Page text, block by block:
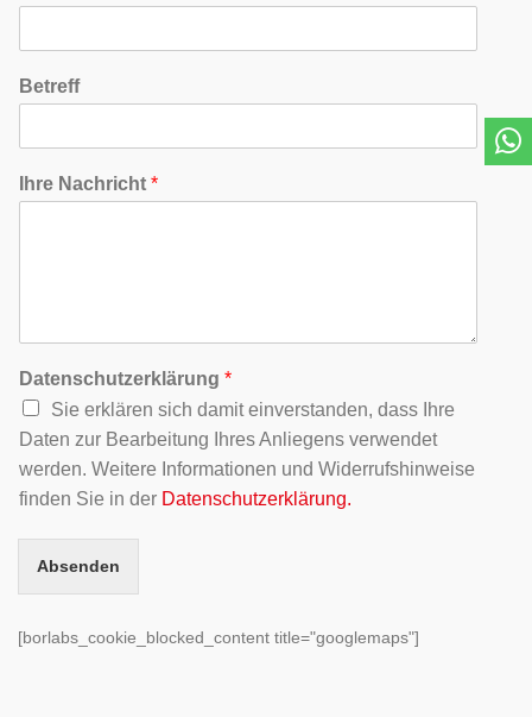
Betreff
Ihre Nachricht *
Datenschutzerklärung *
Sie erklären sich damit einverstanden, dass Ihre
Daten zur Bearbeitung Ihres Anliegens verwendet
werden. Weitere Informationen und Widerrufshinweise
finden Sie in der Datenschutzerklärung.
Absenden
[borlabs_cookie_blocked_content title="googlemaps"]